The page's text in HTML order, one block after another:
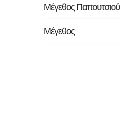
Μέγεθος Παπουτσιού
Μέγεθος